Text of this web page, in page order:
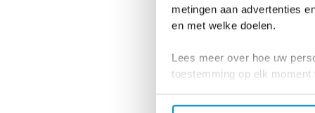
metingen aan advertenties
en met welke doelen.
Lees meer over hoe uw
toestemming op elk
We gebruiken cookies om